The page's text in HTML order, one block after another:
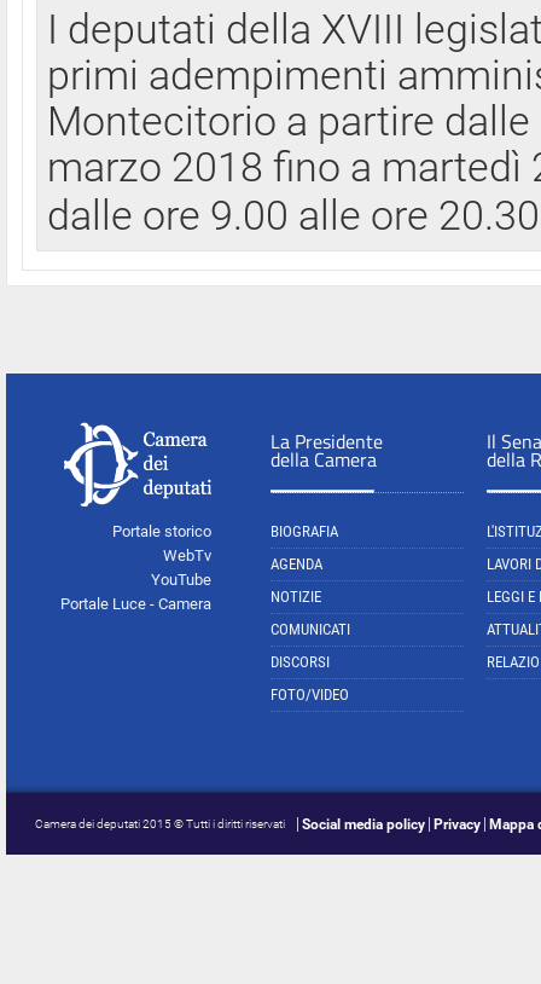
I deputati della XVIII
primi adempimenti
Montecitorio a partire
marzo 2018 fino a
dalle ore 9.00 alle ore
Portale storico
WebTv
YouTube
Portale Luce - Camera
La Presidente
della Camera
BIOGRAFIA
AGENDA
NOTIZIE
COMUNICATI
DISCORSI
FOTO/VIDEO
Il
della
LAVORI
LEGGI E
Camera dei deputati 2015 © Tutti i diritti riservati Social media policy Privacy Mappa